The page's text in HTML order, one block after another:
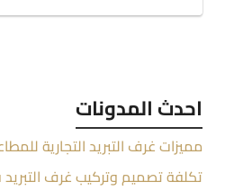
احدث المدونات
مميزات غرف التبريد التجارية
تكلفة تصميم وتركيب غرف